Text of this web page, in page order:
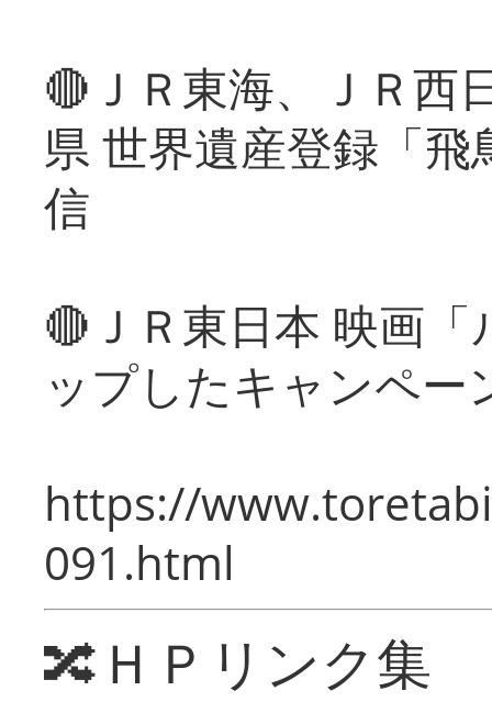
🔴ＪＲ東海、ＪＲ西
県 世界遺産登録「
信
🔴ＪＲ東日本 映画
ップしたキャンペー
https://
091.html
🔀ＨＰリンク集